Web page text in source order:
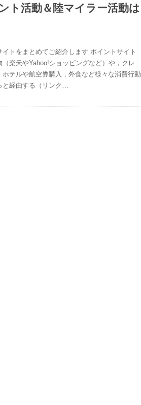
ト活動＆陸マイラー活動は
トをまとめてご紹介します ポイントサイト
（楽天やYahoo!ショッピングなど）や，クレ
ホテルや航空券購入，外食など様々な消費行動
と経由する（リンク…